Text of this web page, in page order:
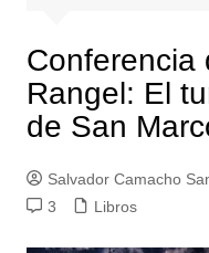
Conferencia
Rangel: El
de San
Salvador Camacho
3
Libros